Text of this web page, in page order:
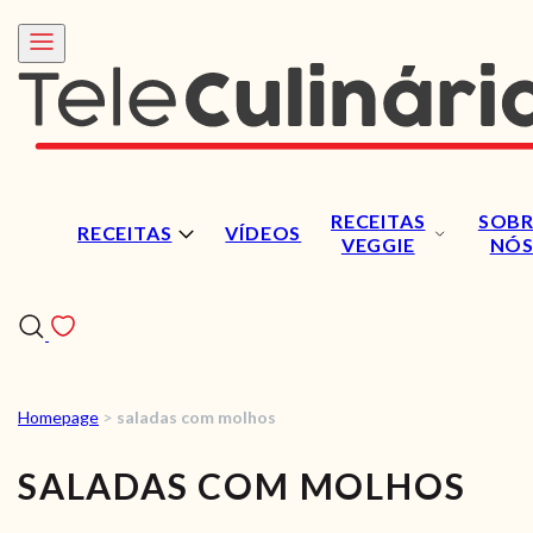
RECEITAS VÍDEOS
RECEITAS
VEGGIE
NÓS
RECEITAS
VÍDEOS
Homepage > saladas com molhos
SALADAS COM MOLHOS